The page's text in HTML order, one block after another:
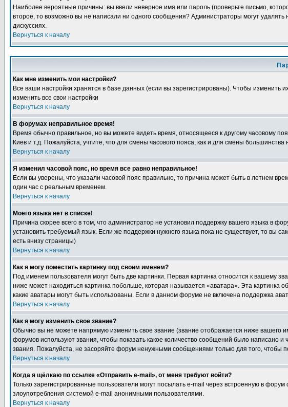
Наиболее вероятные причины: вы ввели неверное имя или пароль (проверьте письмо,
второе, то возможно вы не написали ни одного сообщения? Администраторы могут
дискуссиях.
Вернуться к началу
Как мне изменить мои настройки?
Все ваши настройки хранятся в базе данных (если вы зарегистрированы). Чтобы изменить
изменить все свои настройки
Вернуться к началу
В форумах неправильное время!
Время обычно правильное, но вы можете видеть время, относящееся к другому часовому
Киев и т.д. Пожалуйста, учтите, что для смены часового пояса, как и для смены
Вернуться к началу
Я изменил часовой пояс, но время все равно неправильное!
Если вы уверены, что указали часовой пояс правильно, то причина может быть в летнем
один час с реальным временем.
Вернуться к началу
Моего языка нет в списке!
Причина скорее всего в том, что администратор не установил поддержку вашего языка в
установить требуемый язык. Если же поддержки нужного языка пока не существует, то
есть внизу страницы)
Вернуться к началу
Как я могу поместить картинку под своим именем?
Под именем пользователя могут быть две картинки. Первая картинка относится к вашему
ниже может находиться картинка побольше, которая называется «аватара». Эта картинка
какие аватары могут быть использованы. Если в данном форуме не включена поддержка
Вернуться к началу
Как я могу изменить свое звание?
Обычно вы не можете напрямую изменить свое звание (звание отображается ниже вашего
форумов используют звания, чтобы показать какое количество сообщений было
звания. Пожалуйста, не засоряйте форум ненужными сообщениями только для того, чтобы
Вернуться к началу
Когда я щёлкаю по ссылке «Отправить e-mail», от меня требуют войти?
Только зарегистрированные пользователи могут посылать e-mail через встроенную в
злоупотребления системой e-mail анонимными пользователями.
Вернуться к началу